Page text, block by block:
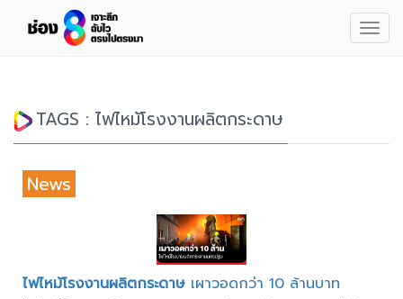
TAGS : ไฟไหม้โรงงานผลิตกระดาษ
News
ไฟไหม้โรงงานผลิตกระดาษ เผาวอดกว่า 10 ล้านบาท